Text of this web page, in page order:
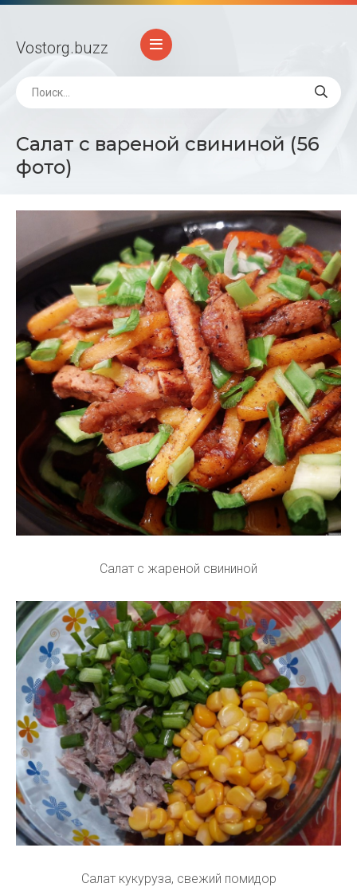
Vostorg.buzz
Салат с вареной свининой (56
фото)
Салат с жареной свининой
Салат кукуруза, свежий помидор